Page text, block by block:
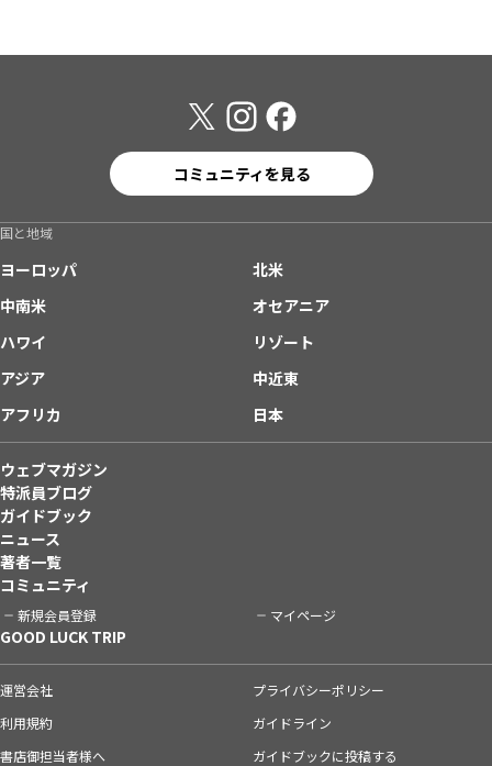
コミュニティを見る
国と地域
ヨーロッパ
北米
中南米
オセアニア
ハワイ
リゾート
アジア
中近東
アフリカ
日本
ウェブマガジン
特派員ブログ
ガイドブック
ニュース
著者一覧
コミュニティ
新規会員登録 マイページ
GOOD LUCK TRIP
運営会社
プライバシーポリシー
利用規約
ガイドライン
書店御担当者様へ
ガイドブックに投稿する